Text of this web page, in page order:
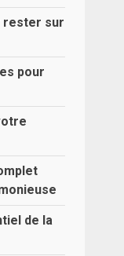
rester sur
pour
de la